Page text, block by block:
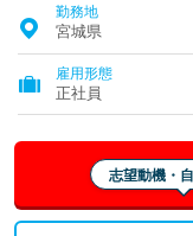
勤務地
宮城県
雇用形態
正社員
志望動機・